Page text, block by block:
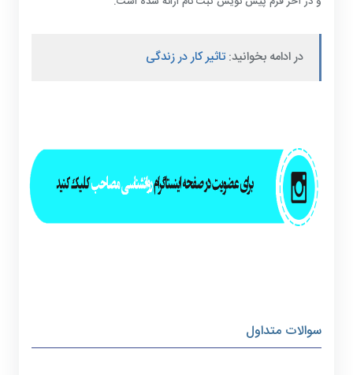
در ادامه بخوانید: تاثیر کار در زندگی
سوالات متداول